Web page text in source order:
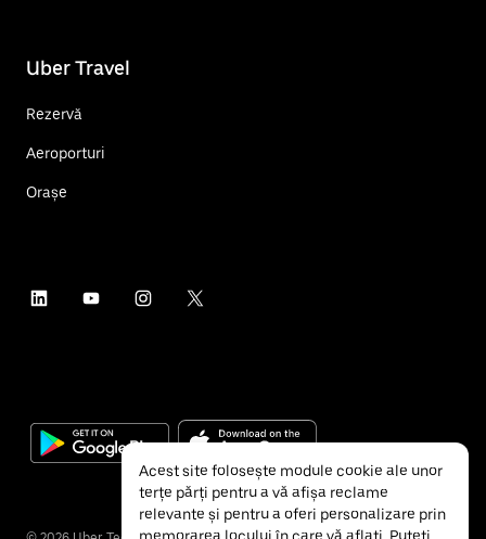
Uber Travel
Rezervă
Aeroporturi
Orașe
Acest site folosește module cookie ale unor
terțe părți pentru a vă afișa reclame
relevante și pentru a oferi personalizare prin